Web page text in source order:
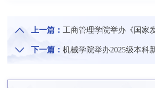
上一篇： 工商管理学院举办《国家发展与管理科
下一篇： 机械学院举办2025级本科新